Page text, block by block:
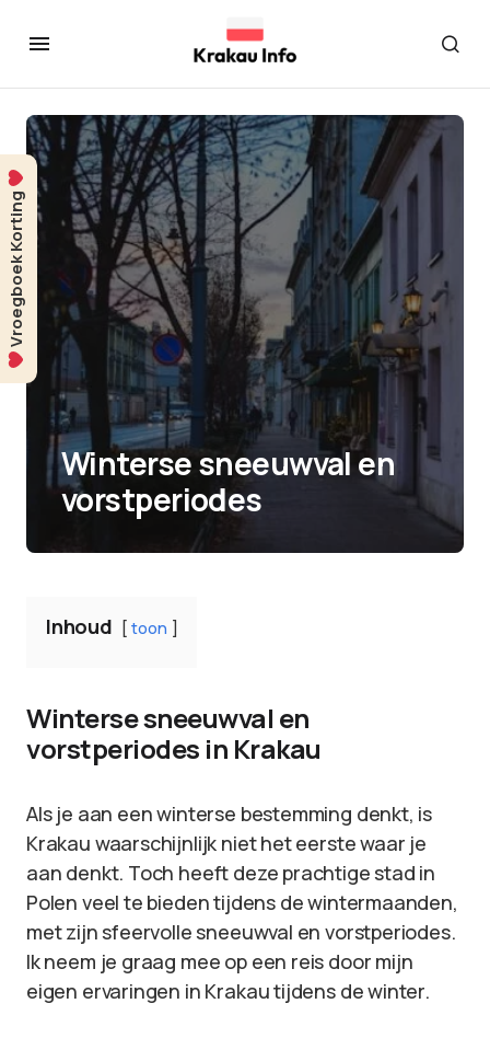
Winterse sneeuwval en
vorstperiodes
Inhoud toon
Winterse sneeuwval en
vorstperiodes in Krakau
Als je aan een winterse bestemming denkt, is
Krakau waarschijnlijk niet het eerste waar je
aan denkt. Toch heeft deze prachtige stad in
Polen veel te bieden tijdens de wintermaanden,
met zijn sfeervolle sneeuwval en vorstperiodes.
Ik neem je graag mee op een reis door mijn
eigen ervaringen in Krakau tijdens de winter.
Vroegboek Korting